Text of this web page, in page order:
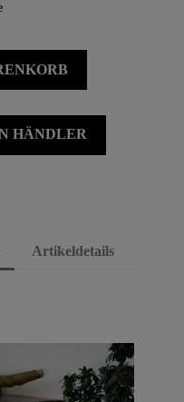
HÄNDLER
Artikeldetails